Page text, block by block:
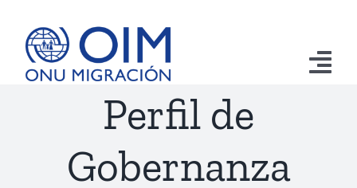
contenido
Aprehensiones
Perfil de
Gobernanza